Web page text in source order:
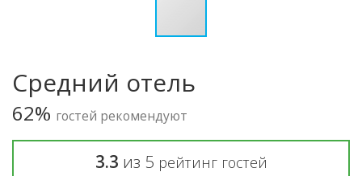
Средний отель
62% гостей рекомендуют
3.3 из 5 рейтинг гостей